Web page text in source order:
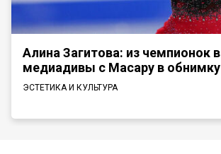
Алина Загитова: из чемпионок в
медиадивы с Масару в обнимку
ЭСТЕТИКА И КУЛЬТУРА